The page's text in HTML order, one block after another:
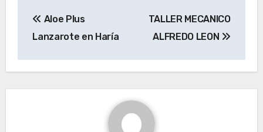
de
Aloe Plus
Lanzarote en Haría
TALLER MECANICO
ALFREDO LEON